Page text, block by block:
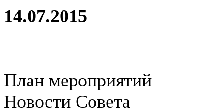
14.07.2015
План мероприятий
Новости Совета